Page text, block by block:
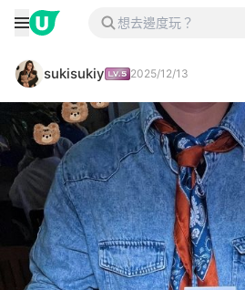
sukisukiy 2025/12/13